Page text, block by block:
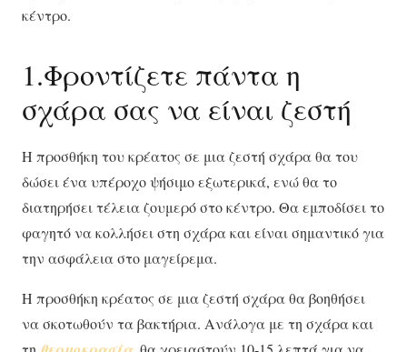
κέντρο.
1.Φροντίζετε πάντα η
σχάρα σας να είναι ζεστή
Η προσθήκη του κρέατος σε μια ζεστή σχάρα θα του
δώσει ένα υπέροχο ψήσιμο εξωτερικά, ενώ θα το
διατηρήσει τέλεια ζουμερό στο κέντρο. Θα εμποδίσει το
φαγητό να κολλήσει στη σχάρα και είναι σημαντικό για
την ασφάλεια στο μαγείρεμα.
Η προσθήκη κρέατος σε μια ζεστή σχάρα θα βοηθήσει
να σκοτωθούν τα βακτήρια. Ανάλογα με τη σχάρα και